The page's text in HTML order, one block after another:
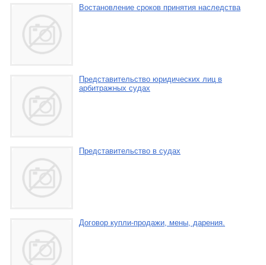
Востановление сроков принятия наследства
Представительство юридических лиц в
арбитражных судах
Представительство в судах
Договор купли-продажи, мены, дарения.